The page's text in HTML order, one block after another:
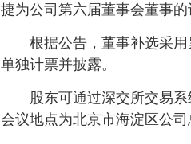
捷为公司第六届董事会董事
根据公告，董事补选采
单独计票并披露。
股东可通过深交所交易
会议地点为北京市海淀区公司